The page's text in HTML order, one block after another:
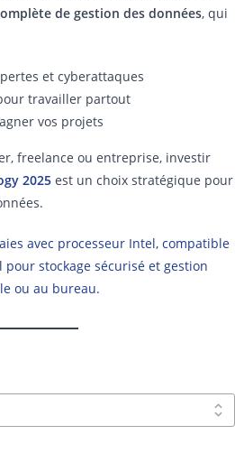
de gestion des données, qui
et cyberattaques
travailler partout
vos projets
freelance ou entreprise, investir
2025 est un choix stratégique pour